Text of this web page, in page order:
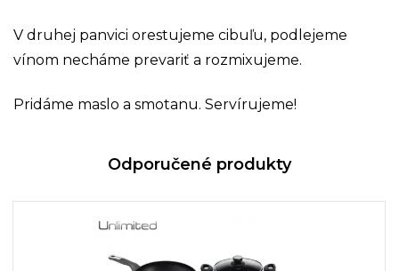
V druhej panvici orestujeme cibuľu, podlejeme
vínom necháme prevariť a rozmixujeme.
Pridáme maslo a smotanu. Servírujeme!
Odporučené produkty